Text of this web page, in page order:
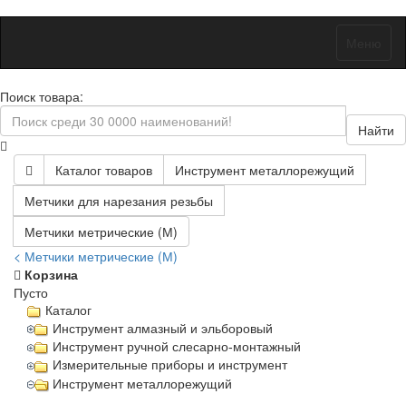
Поиск товара:
Найти
Каталог товаров
Инструмент металлорежущий
Метчики для нарезания резьбы
Метчики метрические (М)
< Метчики метрические (М)
Корзина
Пусто
Каталог
Инструмент алмазный и эльборовый
Инструмент ручной слесарно-монтажный
Измерительные приборы и инструмент
Инструмент металлорежущий